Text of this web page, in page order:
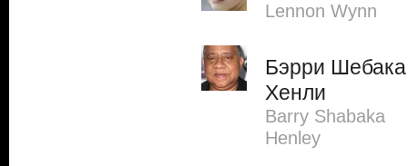
Lennon Wynn
Бэрри Шебака
Хенли
Barry Shabaka
Henley